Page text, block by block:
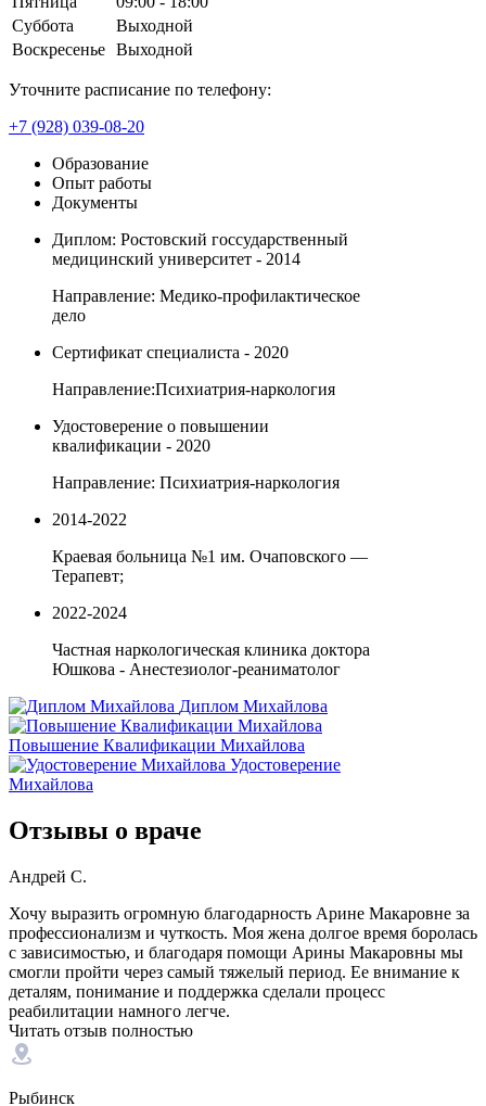
Суббота
Выходной
Воскресенье Выходной
Уточните расписание по телефону:
+7 (928) 039-08-20
Образование
Опыт работы
Документы
Диплом: Ростовский госсударственный
медицинский университет - 2014
Направление: Медико-профилактическое
дело
Сертификат специалиста - 2020
Направление:Психиатрия-наркология
Удостоверение о повышении
квалификации - 2020
Направление: Психиатрия-наркология
2014-2022
Краевая больница №1 им. Очаповского —
Терапевт;
2022-2024
Частная наркологическая клиника доктора
Юшкова - Анестезиолог-реаниматолог
Диплом Михайлова
Повышение Квалификации Михайлова
Удостоверение
Михайлова
Отзывы о враче
Андрей С.
Хочу выразить огромную благодарность Арине Макаровне за
профессионализм и чуткость. Моя жена долгое время боролась
с зависимостью, и благодаря помощи Арины Макаровны мы
смогли пройти через самый тяжелый период. Ее внимание к
деталям, понимание и поддержка сделали процесс
реабилитации намного легче.
Читать отзыв полностью
Рыбинск